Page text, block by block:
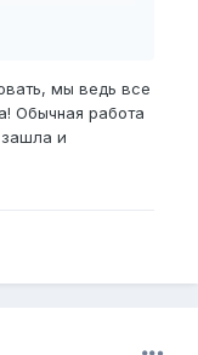
в
тоже очень
мы ведь все
Обычная работа
зашла и